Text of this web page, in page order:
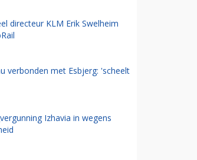
directeur KLM Erik Swelheim
verbonden met Esbjerg: 'scheelt
Izhavia in wegens